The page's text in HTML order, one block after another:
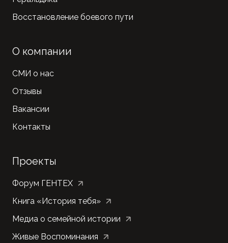
Восстановление боевого пути
О компании
СМИ о нас
Отзывы
Вакансии
Контакты
Проекты
Форум ГЕНТЕХ
Книга «История тебя»
Медиа о семейной истории
Живые Воспоминания